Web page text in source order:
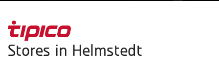
Stores in Helmstedt